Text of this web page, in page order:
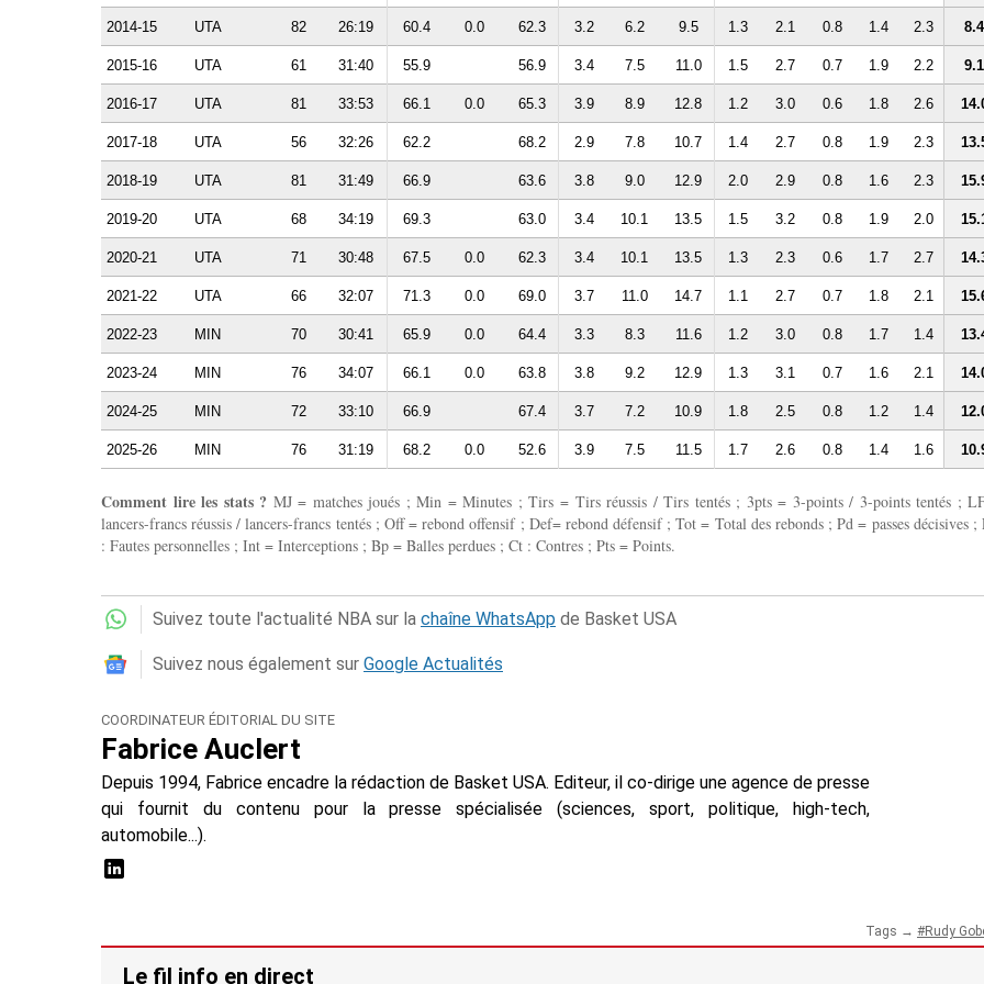
2014-15 UTA 82 26:19 60.4 0.0 62.3 3.2 6.2 9.5 1.3 2.1 0.8 1.4 2.3 8.4
2015-16 UTA 61 31:40 55.9 56.9 3.4 7.5 11.0 1.5 2.7 0.7 1.9 2.2 9.1
2016-17 UTA 81 33:53 66.1 0.0 65.3 3.9 8.9 12.8 1.2 3.0 0.6 1.8 2.6
2017-18 UTA 56 32:26 62.2 68.2 2.9 7.8 10.7 1.4 2.7 0.8 1.9 2.3
2018-19 UTA 81 31:49 66.9 63.6 3.8 9.0 12.9 2.0 2.9 0.8 1.6 2.3
2019-20 UTA 68 34:19 69.3 63.0 3.4 10.1 13.5 1.5 3.2 0.8 1.9 2.0
2020-21 UTA 71 30:48 67.5 0.0 62.3 3.4 10.1 13.5 1.3 2.3 0.6 1.7 2.7
2021-22 UTA 66 32:07 71.3 0.0 69.0 3.7 11.0 14.7 1.1 2.7 0.7 1.8 2.1
2022-23 MIN 70 30:41 65.9 0.0 64.4 3.3 8.3 11.6 1.2 3.0 0.8 1.7 1.4
2023-24 MIN 76 34:07 66.1 0.0 63.8 3.8 9.2 12.9 1.3 3.1 0.7 1.6 2.1
2024-25 MIN 72 33:10 66.9 67.4 3.7 7.2 10.9 1.8 2.5 0.8 1.2 1.4
2025-26 MIN 76 31:19 68.2 0.0 52.6 3.9 7.5 11.5 1.7 2.6 0.8 1.4 1.6
Comment lire les stats ? MJ = matches joués ; Min = Minutes ; Tirs = Tirs réussis / Tirs tentés ; 3pts = 3-points / 3-points tentés ;
lancers-francs réussis / lancers-francs tentés ; Off = rebond offensif ; Def= rebond défensif ; Tot = Total des rebonds ; Pd = passes décisives ;
: Fautes personnelles ; Int = Interceptions ; Bp = Balles perdues ; Ct : Contres ; Pts = Points.
Suivez toute l'actualité NBA sur la chaîne WhatsApp de Basket USA
Suivez nous également sur Google Actualités
COORDINATEUR ÉDITORIAL DU SITE
Fabrice Auclert
Depuis 1994, Fabrice encadre la rédaction de Basket USA. Editeur, il co-dirige une agence de presse
qui fournit du contenu pour la presse spécialisée (sciences, sport, politique, high-tech,
automobile...).
Tags → Rudy
Le fil info en direct